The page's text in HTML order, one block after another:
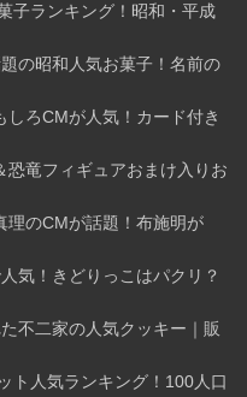
子ランキング！昭和・平成
の昭和人気お菓子！名前の
しろCMが人気！カード付き
恐竜フィギュアおまけ入りお
理のCMが話題！布施明が
気！きどりっこはパクリ？
不二家の人気クッキー｜販
ト人気ランキング！100人口